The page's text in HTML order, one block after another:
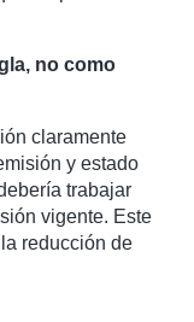
no como
claramente
y estado
trabajar
vigente. Este
reducción de